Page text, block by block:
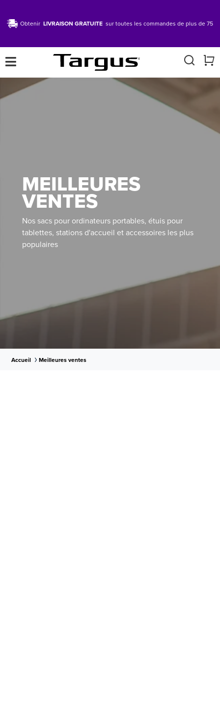
Obtenir LIVRAISON GRATUITE sur toutes les commandes de plus de 75
×
MEILLEURES
VENTES
Nos sacs pour ordinateurs portables, étuis pour
tablettes, stations d'accueil et accessoires les plus
populaires
Accueil Meilleures ventes